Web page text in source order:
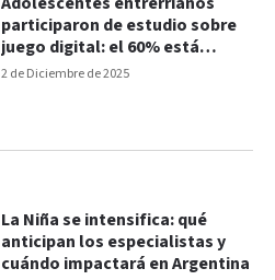
2 de Diciembre de 2025
participaron de estudio sobre
juego digital: el 60% está
expuesto a las apuestas
La Niña se intensifica: qué
anticipan los especialistas y
cuándo impactará en Argentina